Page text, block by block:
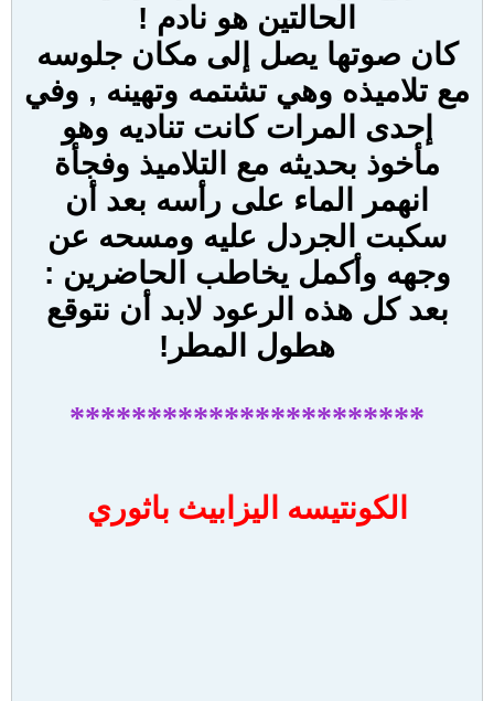
الحالتين هو نادم !
كان صوتها يصل إلى مكان جلوسه
مع تلاميذه وهي تشتمه وتهينه , وفي
إحدى المرات كانت تناديه وهو
مأخوذ بحديثه مع التلاميذ وفجأة
انهمر الماء على رأسه بعد أن
سكبت الجردل عليه ومسحه عن
وجهه وأكمل يخاطب الحاضرين :
بعد كل هذه الرعود لابد أن نتوقع
هطول المطر!
***********************
الكونتيسه اليزابيث باثوري